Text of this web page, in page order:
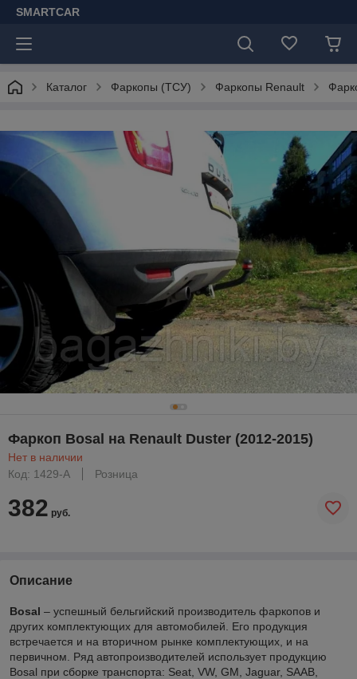
SMARTCAR
Каталог Фаркопы (ТСУ) Фаркопы Renault
Фаркоп Bosal на Renault Duster (2012-2015)
Нет в наличии
Код: 1429-A
Розница
382 руб.
Описание
Bosal – успешный бельгийский производитель фаркопов и
других комплектующих для автомобилей. Его продукция
встречается и на вторичном рынке комплектующих, и на
первичном. Ряд автопроизводителей использует продукцию
Bosal при сборке транспорта: Seat, VW, GM, Jaguar, SAAB,